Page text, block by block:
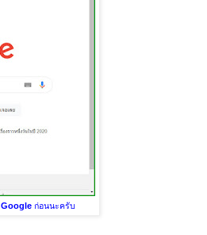
Google ก่อนนะครับ